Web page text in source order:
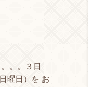
。。３日
曜日）を お